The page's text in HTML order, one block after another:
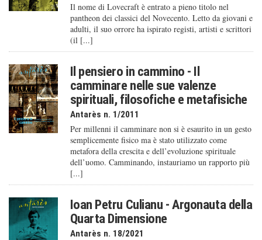
Il nome di Lovecraft è entrato a pieno titolo nel
pantheon dei classici del Novecento. Letto da giovani e
adulti, il suo orrore ha ispirato registi, artisti e scrittori
(il [...]
Il pensiero in cammino - Il
camminare nelle sue valenze
spirituali, filosofiche e metafisiche
Antarès n. 1/2011
Per millenni il camminare non si è esaurito in un gesto
semplicemente fisico ma è stato utilizzato come
metafora della crescita e dell’evoluzione spirituale
dell’uomo. Camminando, instauriamo un rapporto più
[...]
Ioan Petru Culianu - Argonauta della
Quarta Dimensione
Antarès n. 18/2021